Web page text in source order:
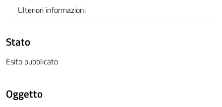
Ulteriori informazioni
Stato
Esito pubblicato
Oggetto